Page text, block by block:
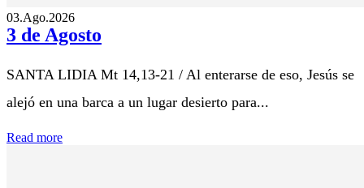
03.Ago.2026
3 de Agosto
SANTA LIDIA Mt 14,13-21 / Al enterarse de eso, Jesús se
alejó en una barca a un lugar desierto para...
Read more